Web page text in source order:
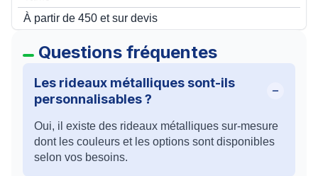
À partir de 450 et sur devis
Questions fréquentes
Les rideaux métalliques sont-ils
personnalisables ?
Oui, il existe des rideaux métalliques sur-mesure
dont les couleurs et les options sont disponibles
selon vos besoins.